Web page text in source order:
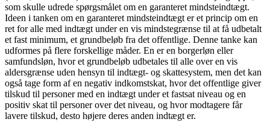
som skulle udrede spørgsmålet om en garanteret mindsteindtægt.
Ideen i tanken om en garanteret mindsteindtægt er et princip om en
ret for alle med indtægt under en vis mindstegrænse til at få udbetalt
et fast minimum, et grundbeløb fra det offentlige. Denne tanke kan
udformes på flere forskellige måder. En er en borgerløn eller
samfundsløn, hvor et grundbeløb udbetales til alle over en vis
aldersgrænse uden hensyn til indtægt- og skattesystem, men det kan
også tage form af en negativ indkomstskat, hvor det offentlige giver
tilskud til personer med en indtægt under et fastsat niveau og en
positiv skat til personer over det niveau, og hvor modtagere får
lavere tilskud, desto højere deres anden indtægt er.